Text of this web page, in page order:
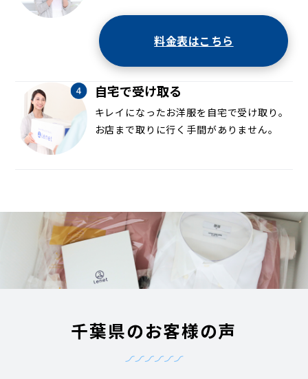
料金表はこちら
自宅で受け取る
キレイになったお洋服を自宅で受け取り。
お店まで取りに行く手間がありません。
千葉県のお客様の声